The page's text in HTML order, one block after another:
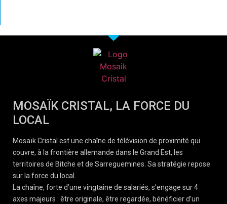
MOSAÏK CRISTAL, LA FORCE DU
LOCAL
Mosaïk Cristal est une chaîne de télévision de proximité qui
couvre, à la frontière allemande dans le Grand Est, les
territoires de Bitche et de Sarreguemines. Sa stratégie repose
sur la force du local.
La chaîne, forte d’une vingtaine de salariés, s’engage sur 4
axes majeurs : être originale, être regardée, bénéficier d’un